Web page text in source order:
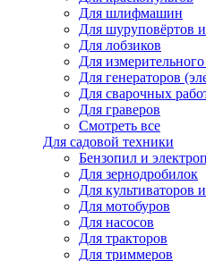
Для шлифмашин
Для шуруповёртов и
Для лобзиков
Для
Для генераторов
Для сварочных
Для граверов
Смотреть все
Для садовой техники
Бензопил и
Для зернодробилок
Для культиваторов
Для мотобуров
Для насосов
Для тракторов
Для триммеров